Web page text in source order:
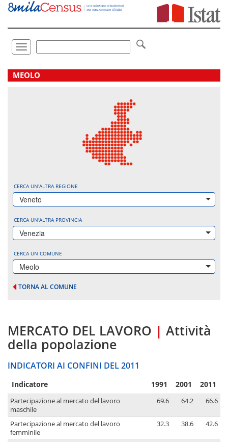
Vai
direttamente
Toggle
navigation
.
MEOLO
CERCA UN'ALTRA REGIONE
Veneto
CERCA UN'ALTRA PROVINCIA
Venezia
CERCA UN COMUNE
Meolo
TORNA AL COMUNE
MERCATO DEL LAVORO | Attività
della popolazione
INDICATORI AI CONFINI DEL 2011
Indicatore 1991 2001 2011
Partecipazione al mercato del lavoro
maschile
69.6 64.2 66.6
Partecipazione al mercato del lavoro
femminile
32.3 38.6 42.6